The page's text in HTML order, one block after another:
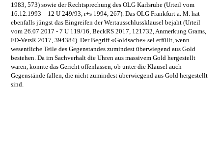
1983, 573) sowie der Rechtsprechung des OLG Karlsruhe (Urteil vom
16.12.1993 – 12 U 249/93, r+s 1994, 267). Das OLG Frankfurt a. M. hat
ebenfalls jüngst das Eingreifen der Wertausschlussklausel bejaht (Urteil
vom 26.07.2017 - 7 U 119/16, BeckRS 2017, 121732, Anmerkung Grams,
FD-VersR 2017, 394384). Der Begriff «Goldsache» sei erfüllt, wenn
wesentliche Teile des Gegenstandes zumindest überwiegend aus Gold
bestehen. Da im Sachverhalt die Uhren aus massivem Gold hergestellt
waren, konnte das Gericht offenlassen, ob unter die Klausel auch
Gegenstände fallen, die nicht zumindest überwiegend aus Gold hergestellt
sind.